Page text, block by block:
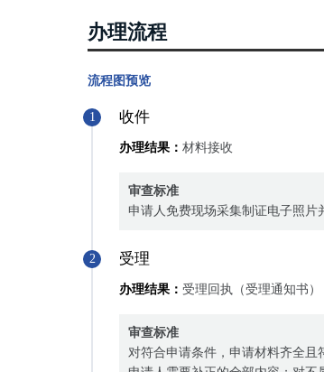
办理流程
流程图预览
1 收件
办理结果： 材料接收
审查标准
申请人免费现场采集制证电子照片
2 受理
办理结果： 受理回执（受理通知书）
审查标准
对符合申请条件，申请材料齐全且